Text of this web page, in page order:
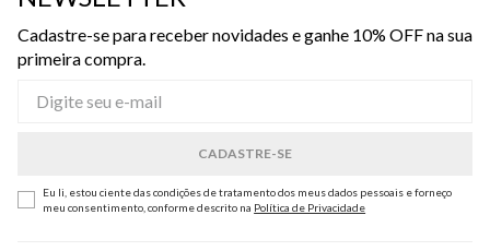
Cadastre-se para receber novidades e ganhe 10% OFF na sua
primeira compra.
Eu li, estou ciente das condições de tratamento dos meus dados pessoais e forneço
meu consentimento, conforme descrito na Política de Privacidade